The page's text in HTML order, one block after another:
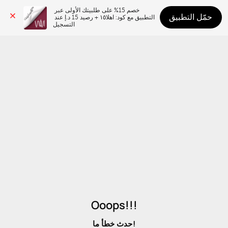
التسجيل
حمّل التطبيق
Ooops!!!
حدث خطأ ما!